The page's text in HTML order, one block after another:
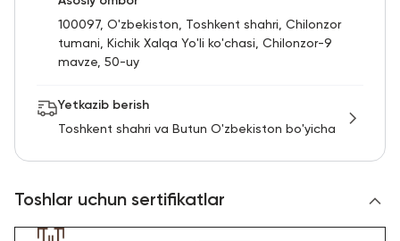
100097, O'zbekiston, Toshkent shahri, Chilonzor
tumani, Kichik Xalqa Yo'li ko'chasi, Chilonzor-9
mavze, 50-uy
Yetkazib berish
Toshkent shahri va Butun O'zbekiston bo'yicha
Toshlar uchun sertifikatlar